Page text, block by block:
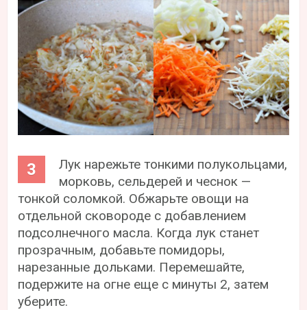
Лук нарежьте тонкими полукольцами,
морковь, сельдерей и чеснок —
тонкой соломкой. Обжарьте овощи на
отдельной сковороде с добавлением
подсолнечного масла. Когда лук станет
прозрачным, добавьте помидоры,
нарезанные дольками. Перемешайте,
подержите на огне еще с минуты 2, затем
уберите.